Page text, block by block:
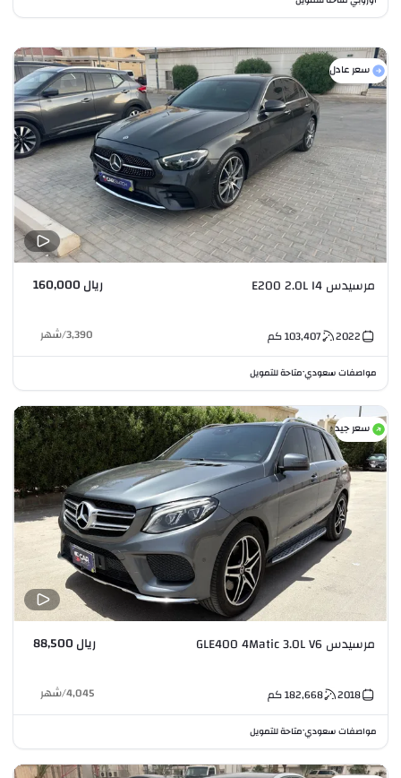
سعر عادل
مرسيدس E200 2.0L I4 ريال 160,000
2022
103,407كم 3,390
/شهر
مواصفات سعودي•متاحة للتمويل
سعر جيد
مرسيدس GLE400 4Matic 3.0L V6 ريال 88,500
2018
182,668كم 4,045
/شهر
مواصفات سعودي•متاحة للتمويل